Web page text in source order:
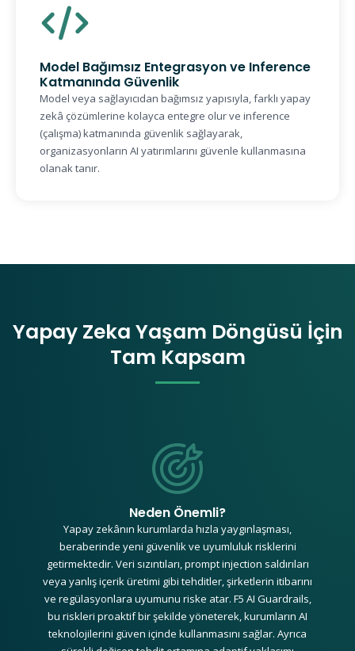
Model Bağımsız Entegrasyon ve Inference
Katmanında Güvenlik
Model veya sağlayıcıdan bağımsız yapısıyla, farklı yapay
zekâ çözümlerine kolayca entegre olur ve inference
(çalışma) katmanında güvenlik sağlayarak,
organizasyonların AI yatırımlarını güvenle kullanmasına
olanak tanır.
Yapay Zeka Yaşam Döngüsü İçin
Tam Kapsam
Neden Önemli?
Yapay zekânın kurumlarda hızla yaygınlaşması,
beraberinde yeni güvenlik ve uyumluluk risklerini
getirmektedir. Veri sızıntıları, prompt injection saldırıları
veya yanlış içerik üretimi gibi tehditler, şirketlerin itibarını
ve regülasyonlara uyumunu riske atar. F5 AI Guardrails,
bu riskleri proaktif bir şekilde yöneterek, kurumların AI
teknolojilerini güven içinde kullanmasını sağlar. Ayrıca